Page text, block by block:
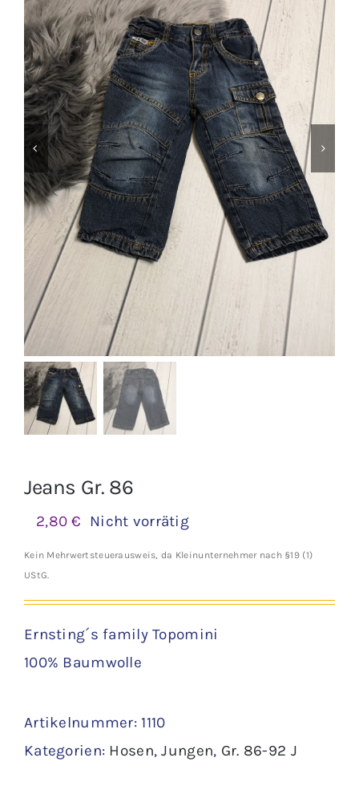
Jungen
Mädchen
Accesoires
Schuhe / Socken
Spielzeug
Babyausstattung
Krims Krams
Jeans Gr. 86
2,80€ Nicht vorrätig
Kein Mehrwertsteuerausweis, da Kleinunternehmer nach §19 (1)
UStG.
Ernsting´s family Topomini
100% Baumwolle
Artikelnummer: 1110
Kategorien: Hosen,Jungen, Gr. 86-92 J